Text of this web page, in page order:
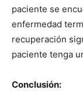
paciente se
enfermedad
recuperación
paciente tenga
Conclusión: